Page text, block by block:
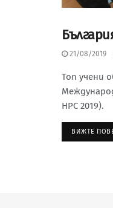
БРОЙ 34,
21/08/2019
Топ учени
HPC 2019).
ВИЖТЕ